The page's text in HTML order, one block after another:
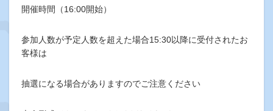
開催時間（16:00開始）
参加人数が予定人数を超えた場合15:30以降に受付されたお
客様は
抽選になる場合がありますのでご注意ください